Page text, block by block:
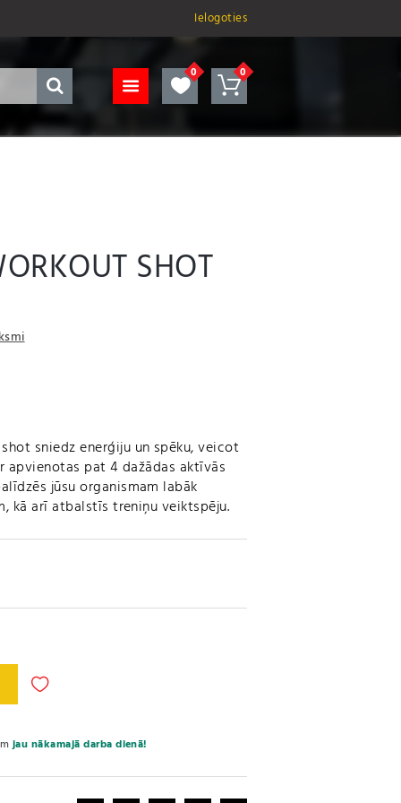
Ielogoties
SHOT
sniedz enerģiju un spēku, veicot
pat 4 dažādas aktīvās
jūsu organismam labāk
kā arī atbalstīs treniņu veiktspēju.
jau nākamajā darba dienā!
r
n